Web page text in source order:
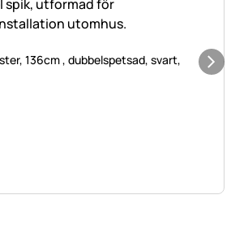
136cm , dubbelspetsad, svart,